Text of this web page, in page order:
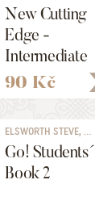
New Cutting
Edge -
Intermediate
Workbook
90 Kč
ELSWORTH STEVE, ...
Go! Students´
Book 2